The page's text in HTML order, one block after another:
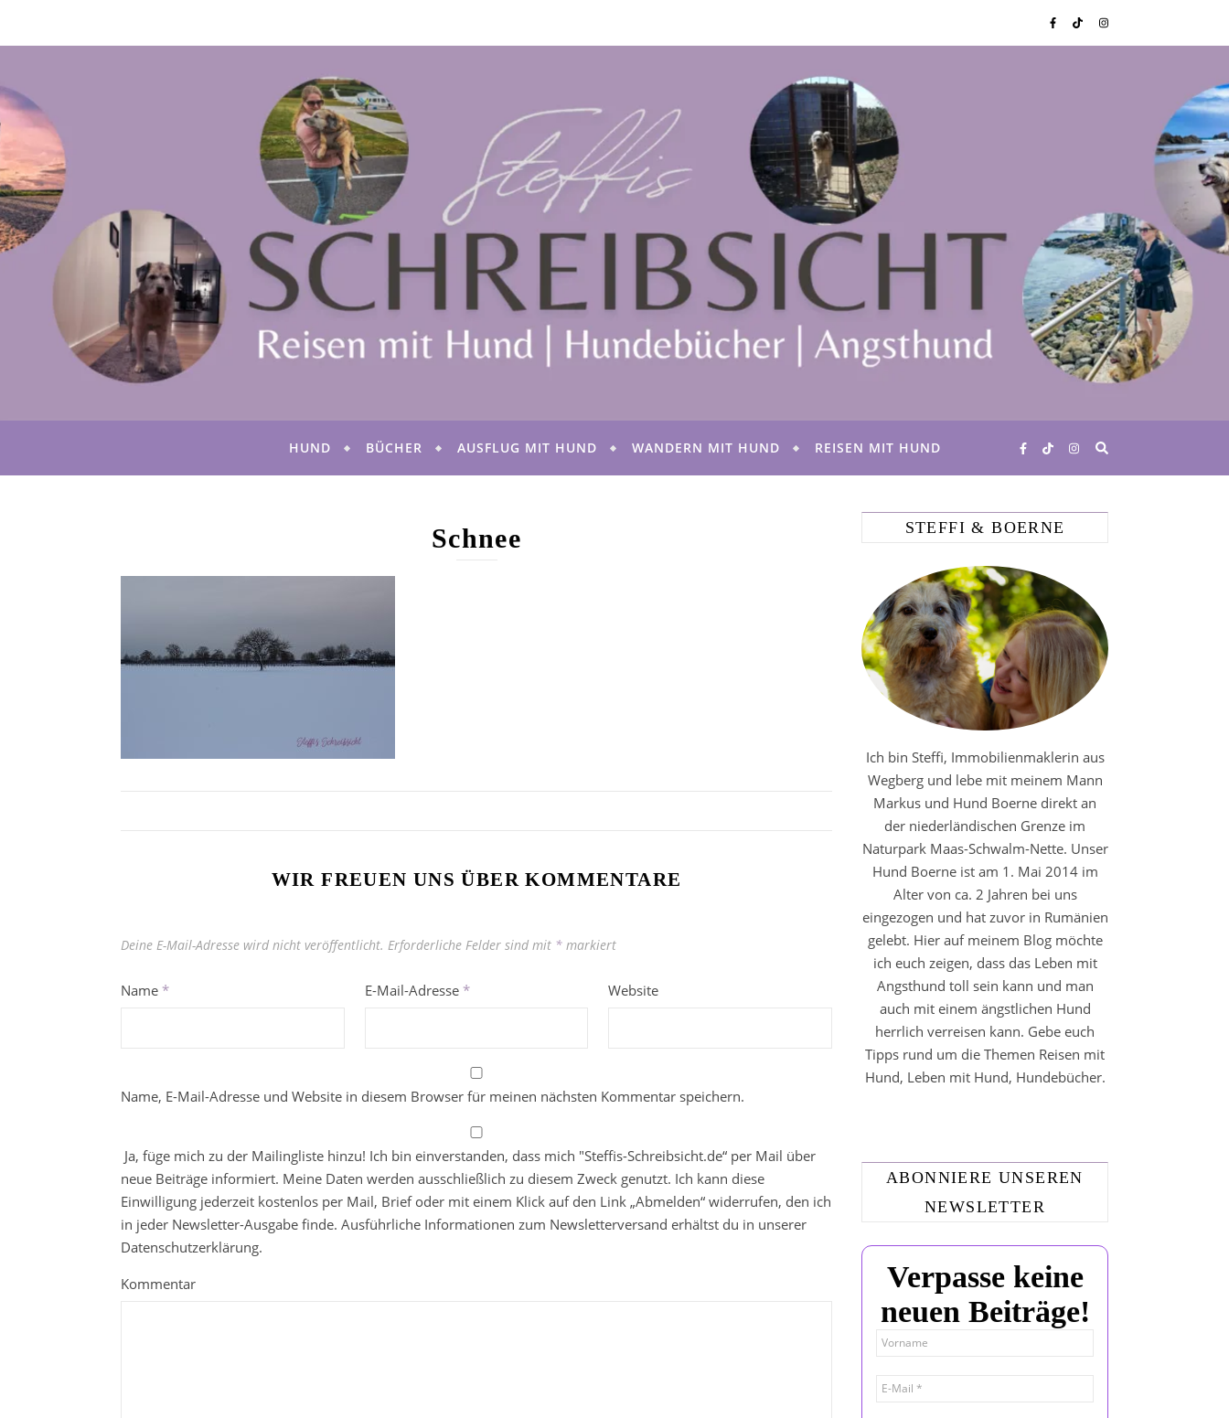
HUND BÜCHER AUSFLUG MIT HUND WANDERN MIT HUND REISEN MIT HUND
Schnee
WIR FREUEN UNS ÜBER KOMMENTARE
Deine E-Mail-Adresse wird nicht veröffentlicht. Erforderliche Felder sind mit * markiert
Name * E-Mail-Adresse * Website
Name, E-Mail-Adresse und Website in diesem Browser für meinen nächsten Kommentar speichern.
Ja, füge mich zu der Mailingliste hinzu! Ich bin einverstanden, dass mich "Steffis-Schreibsicht.de“ per Mail über
neue Beiträge informiert. Meine Daten werden ausschließlich zu diesem Zweck genutzt. Ich kann diese
Einwilligung jederzeit kostenlos per Mail, Brief oder mit einem Klick auf den Link „Abmelden“ widerrufen, den ich
in jeder Newsletter-Ausgabe finde. Ausführliche Informationen zum Newsletterversand erhältst du in unserer
Datenschutzerklärung.
Kommentar
STEFFI & BOERNE
Ich bin Steffi, Immobilienmaklerin aus
Wegberg und lebe mit meinem Mann
Markus und Hund Boerne direkt an
der niederländischen Grenze im
Naturpark Maas-Schwalm-Nette. Unser
Hund Boerne ist am 1. Mai 2014 im
Alter von ca. 2 Jahren bei uns
eingezogen und hat zuvor in Rumänien
gelebt. Hier auf meinem Blog möchte
ich euch zeigen, dass das Leben mit
Angsthund toll sein kann und man
auch mit einem ängstlichen Hund
herrlich verreisen kann. Gebe euch
Tipps rund um die Themen Reisen mit
Hund, Leben mit Hund, Hundebücher.
ABONNIERE UNSEREN
NEWSLETTER
Verpasse keine
neuen Beiträge!